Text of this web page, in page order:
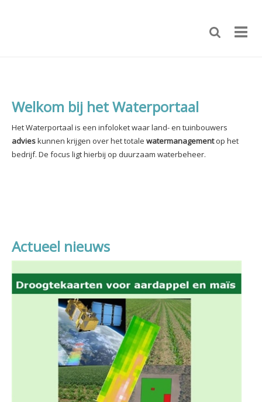
Welkom bij het Waterportaal
Het Waterportaal is een infoloket waar land- en tuinbouwers
advieskunnen krijgen over het totale watermanagementop het
bedrijf. De focus ligt hierbij op duurzaam waterbeheer.
Actueel nieuws